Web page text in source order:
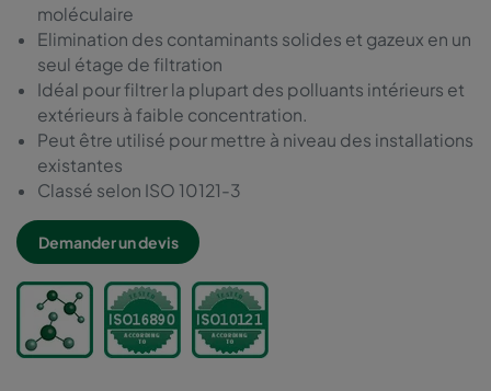
moléculaire
Elimination des contaminants solides et gazeux en un
seul étage de filtration
Idéal pour filtrer la plupart des polluants intérieurs et
extérieurs à faible concentration.
Peut être utilisé pour mettre à niveau des installations
existantes
Classé selon ISO 10121-3
Demander un devis